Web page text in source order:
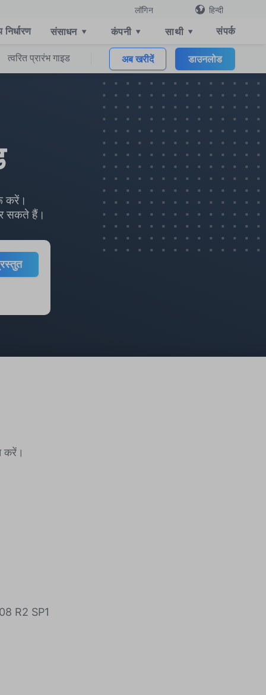
लॉगिन हिन्दी
निर्धारण संसाधन ▾ कंपनी ▾ साथी ▾ संपर्क
त्वरित प्रारंभ गाइड अब खरीदें डाउनलोड
करें।
सकते हैं।
करें।
R2 SP1